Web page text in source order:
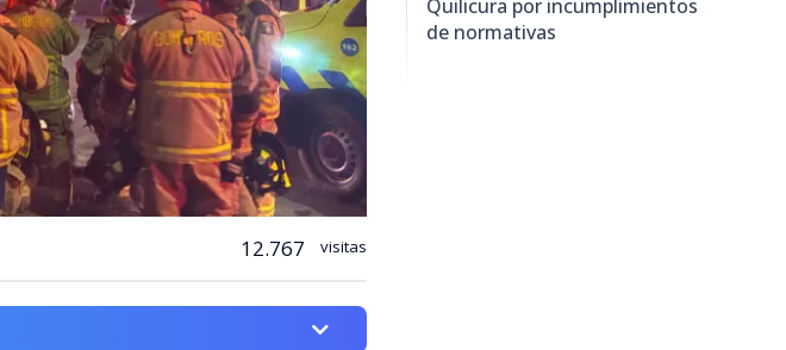
12.767 visitas
Quilicura por incumplimientos
de normativas